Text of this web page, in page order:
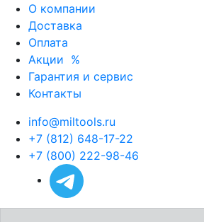
О компании
Доставка
Оплата
Акции %
Гарантия и сервис
Контакты
info@miltools.ru
+7 (812) 648-17-22
+7 (800) 222-98-46